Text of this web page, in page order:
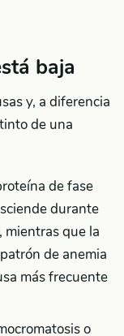
baja
y, a diferencia
de una
de fase
durante
que la
de anemia
más frecuente
o